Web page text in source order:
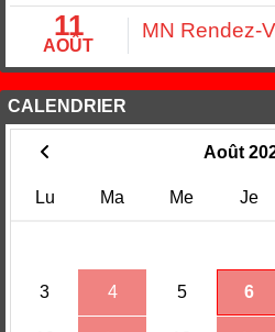
11
AOÛT
MN Rendez-
CALENDRIER
Août
Lu Ma Me Je
3 4 5 6